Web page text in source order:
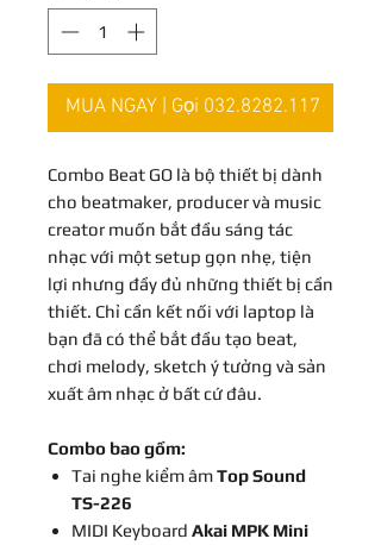
MUA NGAY | Gọi 032.8282.117
Combo Beat GO là bộ thiết bị dành
cho beatmaker, producer và music
creator muốn bắt đầu sáng tác
nhạc với một setup gọn nhẹ, tiện
lợi nhưng đầy đủ những thiết bị cần
thiết. Chỉ cần kết nối với laptop là
bạn đã có thể bắt đầu tạo beat,
chơi melody, sketch ý tưởng và sản
xuất âm nhạc ở bất cứ đâu.
Combo bao gồm:
Tai nghe kiểm âmTop Sound
TS-226
MIDI Keyboard Akai MPK Mini